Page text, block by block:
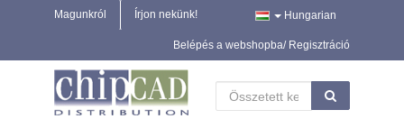
Magunkról Írjon nekünk! Hungarian
Belépés a webshopba/ Regisztráció